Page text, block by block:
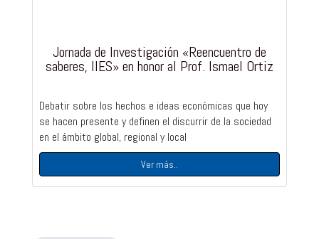
Jornada de Investigación «Reencuentro de
saberes, IIES» en honor al Prof. Ismael Ortiz
Debatir sobre los hechos e ideas económicas que hoy
se hacen presente y definen el discurrir de la sociedad
en el ámbito global, regional y local
Ver más..